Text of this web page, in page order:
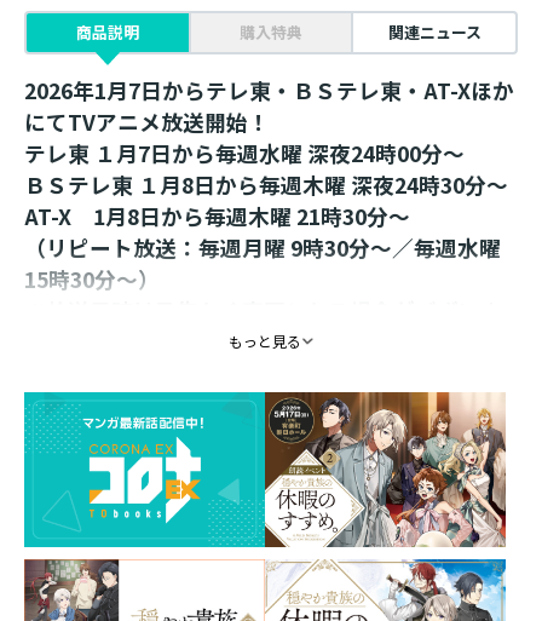
商品説明 購入特典 関連ニュース
2026年1月7日からテレ東・ＢＳテレ東・AT-Xほか
にてTVアニメ放送開始！
テレ東 １月7日から毎週水曜 深夜24時00分～
ＢＳテレ東 １月8日から毎週木曜 深夜24時30分～
AT-X 1月8日から毎週木曜 21時30分～
（リピート放送：毎週月曜 9時30分～／毎週水曜
15時30分～）
癒し系異世界冒険ファンタジーが待望のTVアニメ
化！！
≪ご注意ください≫
※こちらの商品は2026年3月1日までにご注文いただいた
場合、必ずご購入いただけます。
※2026年3月1日を過ぎてからのご注文につきましては、
準備数に達し次第、予約を締め切らせていただきます。
もっと見る